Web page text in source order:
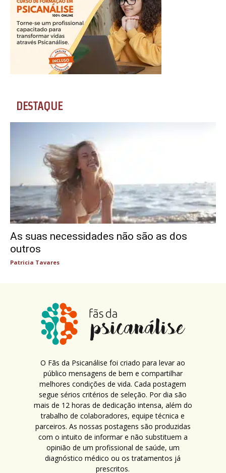
DESTAQUE
As suas necessidades não são as dos
outros
Patricia Tavares
O Fãs da Psicanálise foi criado para levar ao
público mensagens de bem e compartilhar
melhores condições de vida. Cada postagem
segue sérios critérios de seleção. Por dia são
mais de 12 horas de dedicação intensa, além do
trabalho de colaboradores, equipe técnica e
parceiros. As nossas postagens são produzidas
com o intuito de informar e não substituem a
opinião de um profissional de saúde, um
diagnóstico médico ou os tratamentos já
prescritos.